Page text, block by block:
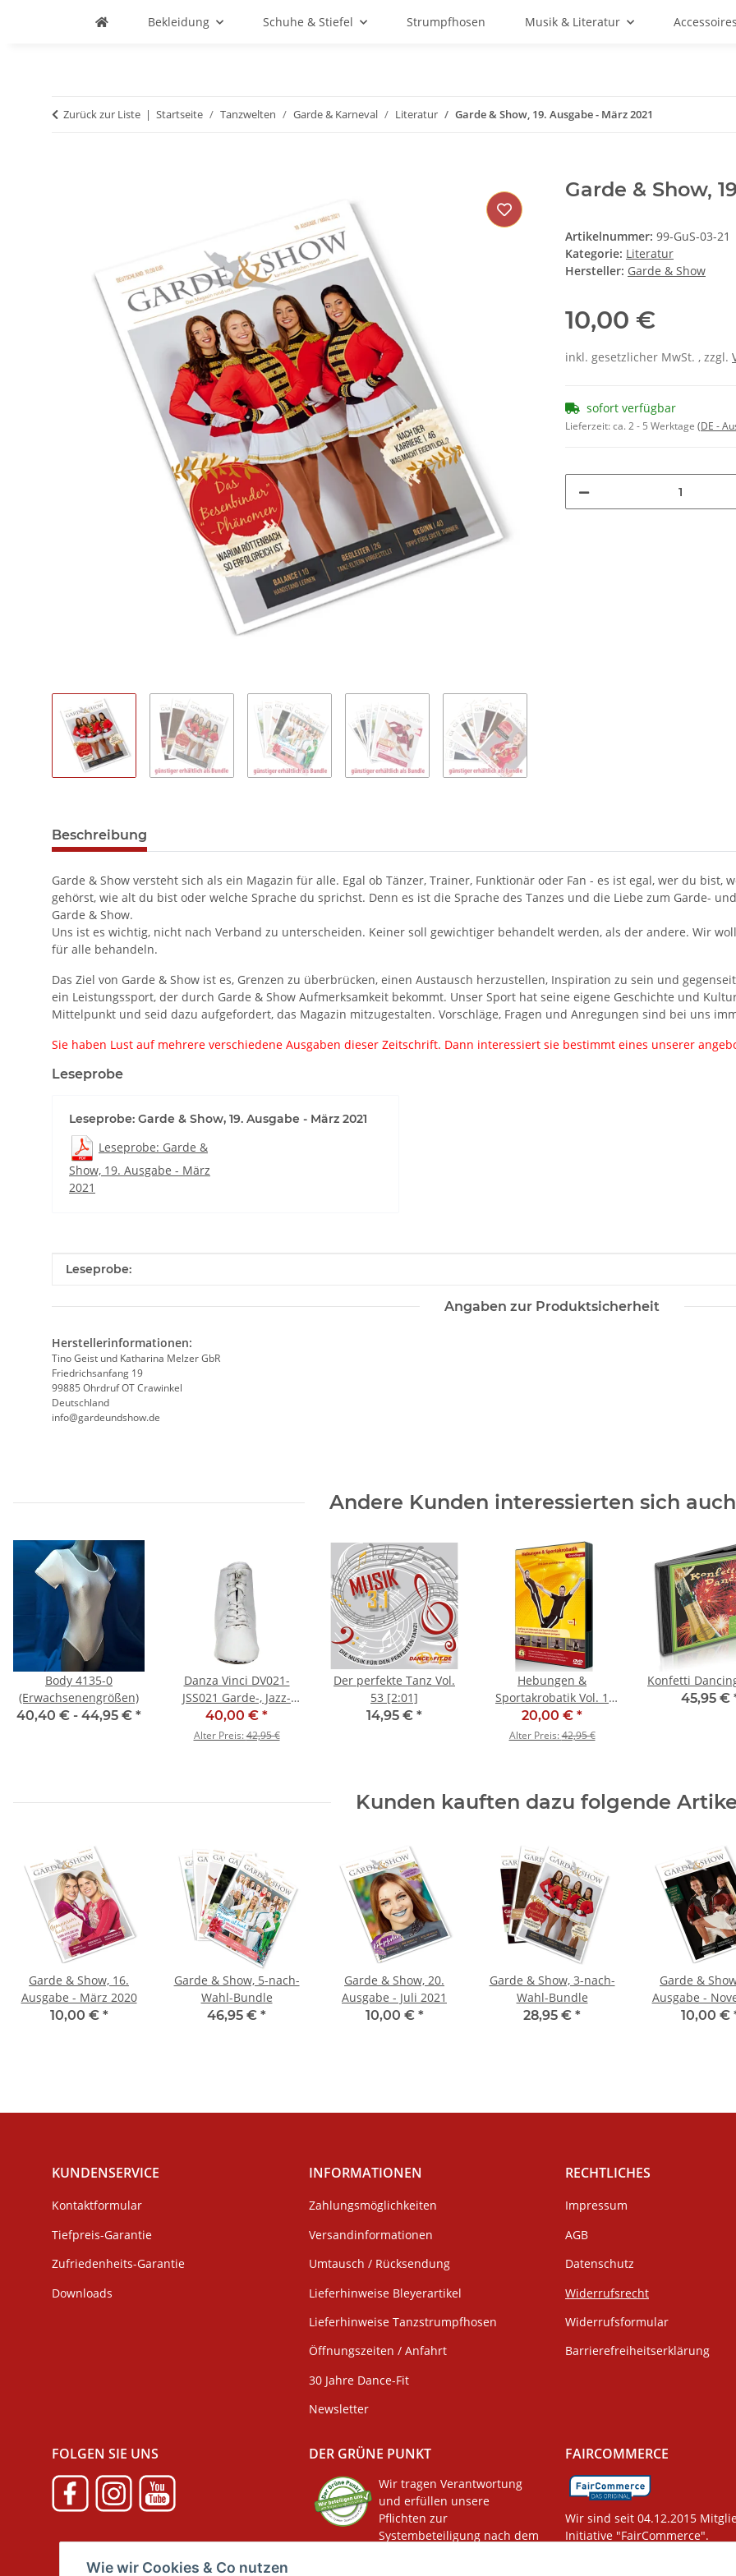
Wie wir Cookies & Co nutzen
Bekleidung Schuhe & Stiefel Strumpfhosen Musik & Literatur
Zurück zur Liste Startseite Tanzwelten Garde & Karneval Literatur Garde & Show, 19. Ausgabe - März 2021
Garde & Show,
Artikelnummer: 99-GuS-03-21
Kategorie: Literatur
Hersteller: Garde & Show
10,00 €
inkl. gesetzlicher MwSt. , zzgl.
sofort verfügbar
Lieferzeit:ca. 2 - 5 Werktage (DE -
Beschreibung
Garde & Show versteht sich als ein Magazin für alle. Egal ob Tänzer, Trainer, Funktionär oder Fan - es ist egal, wer du bist,
gehörst, wie alt du bist oder welche Sprache du sprichst. Denn es ist die Sprache des Tanzes und die Liebe zum Garde-
Garde & Show.
Uns ist es wichtig, nicht nach Verband zu unterscheiden. Keiner soll gewichtiger behandelt werden, als der andere. Wir
für alle behandeln.
Das Ziel von Garde & Show ist es, Grenzen zu überbrücken, einen Austausch herzustellen, Inspiration zu sein und
ein Leistungssport, der durch Garde & Show Aufmerksamkeit bekommt. Unser Sport hat seine eigene Geschichte und
Mittelpunkt und seid dazu aufgefordert, das Magazin mitzugestalten. Vorschläge, Fragen und Anregungen sind bei uns
Sie haben Lust auf mehrere verschiedene Ausgaben dieser Zeitschrift. Dann interessiert sie bestimmt eines unserer
Leseprobe
Leseprobe: Garde & Show, 19. Ausgabe - März 2021
Leseprobe: Garde &
Show, 19. Ausgabe - März
2021
Produkteigenschaft
Wert
Leseprobe:
Angaben zur Produktsicherheit
Herstellerinformationen:
Tino Geist und Katharina Melzer GbR
Friedrichsanfang 19
99885 Ohrdruf OT Crawinkel
Deutschland
info@gardeundshow.de
Andere Kunden interessierten sich
Body 4135-0
(Erwachsenengrößen)
40,40 € - 44,95 € *
Danza Vinci DV021-
JSS021 Garde-, Jazz-
und Tanzstiefel - SALE
40,00 € *
Alter Preis:42,95 €
Der perfekte Tanz Vol.
53 [2:01]
14,95 € *
Hebungen &
Sportakrobatik Vol. 1
(Grundlagen) - SALE
20,00 € *
Alter Preis:42,95 €
Konfetti
45,95 €
Kunden kauften dazu folgende
Garde & Show, 16.
Ausgabe - März 2020
10,00 € *
Garde & Show, 5-nach-
Wahl-Bundle
46,95 € *
Garde & Show, 20.
Ausgabe - Juli 2021
10,00 € *
Garde & Show, 3-nach-
Wahl-Bundle
28,95 € *
Garde &
Ausgabe -
2021
10,00 €
KUNDENSERVICE
Kontaktformular
Tiefpreis-Garantie
Zufriedenheits-Garantie
Downloads
INFORMATIONEN
Zahlungsmöglichkeiten
Versandinformationen
Umtausch / Rücksendung
Lieferhinweise Bleyerartikel
Lieferhinweise Tanzstrumpfhosen
Öffnungszeiten / Anfahrt
30 Jahre Dance-Fit
Newsletter
RECHTLICHES
Impressum
AGB
Datenschutz
Widerrufsrecht
Widerrufsformular
Barrierefreiheitserklärung
FOLGEN SIE UNS DER GRÜNE PUNKT
Wir tragen Verantwortung
und erfüllen unsere
Pflichten zur
Systembeteiligung nach dem
FAIRCOMMERCE
Wir sind seit 04.12.2015
Initiative "FairCommerce".